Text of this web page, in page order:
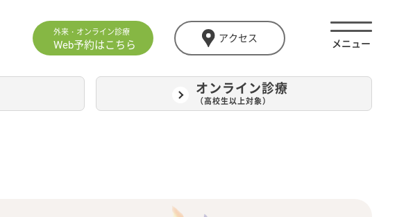
外来・オンライン診療
Web予約はこちら
アクセス
オンライン診療
（高校生以上対象）